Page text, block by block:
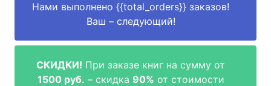
Нами выполнено {{total_orders}} заказов!
Ваш – следующий!
СКИДКИ! При заказе книг на сумму от
1500 руб. – скидка 90% от стоимости